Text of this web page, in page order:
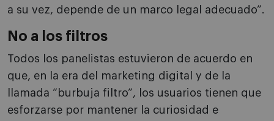
a su vez, depende de un marco legal adecuado”.
No a los filtros
Todos los panelistas estuvieron de acuerdo en
que, en la era del marketing digital y de la
llamada “burbuja filtro”, los usuarios tienen que
esforzarse por mantener la curiosidad e